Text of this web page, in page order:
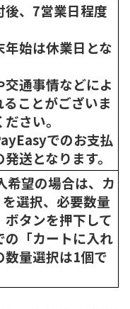
後、7営業日程度
始は休業日とな
通事情などによ
ことがございま
さい。
でのお支払
送となります。
望の場合は、カ
選択、必要数量
タンを押下して
の「カートに入れ
数量選択は1個で